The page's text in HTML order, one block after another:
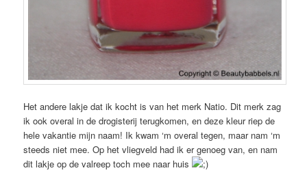
Het andere lakje dat ik kocht is van het merk Natio. Dit merk zag
ik ook overal in de drogisterij terugkomen, en deze kleur riep de
hele vakantie mijn naam! Ik kwam ‘m overal tegen, maar nam ‘m
steeds niet mee. Op het vliegveld had ik er genoeg van, en nam
dit lakje op de valreep toch mee naar huis